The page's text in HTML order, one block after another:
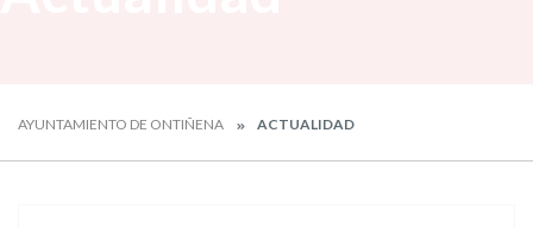
AYUNTAMIENTO DE ONTIÑENA ACTUALIDAD